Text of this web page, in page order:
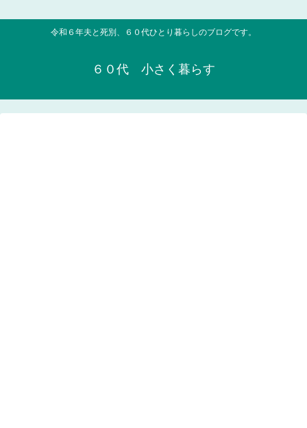
令和６年夫と死別、６０代ひとり暮らしのブログです。
６０代 小さく暮らす